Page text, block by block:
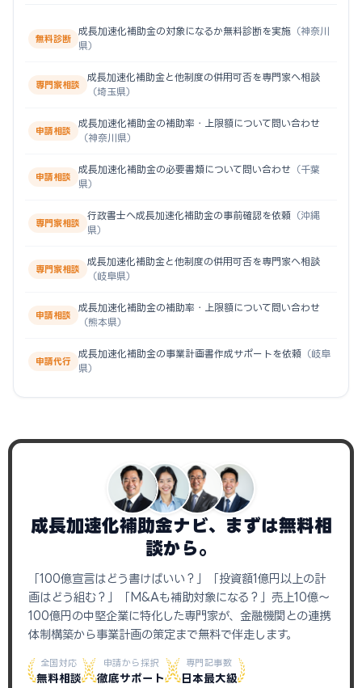
無料診断
成長加速化補助金の対象になるか無料診断を実施 （神奈川
県）
専門家相談
成長加速化補助金と他制度の併用可否を専門家へ相談
（埼玉県）
申請相談
成長加速化補助金の補助率・上限額について問い合わせ
（神奈川県）
申請相談
成長加速化補助金の必要書類について問い合わせ （千葉
県）
専門家相談
行政書士へ成長加速化補助金の事前確認を依頼 （沖縄
県）
専門家相談
成長加速化補助金と他制度の併用可否を専門家へ相談
（岐阜県）
申請相談
成長加速化補助金の補助率・上限額について問い合わせ
（熊本県）
申請代行
成長加速化補助金の事業計画書作成サポートを依頼 （岐阜
県）
成長加速化補助金ナビ、まずは無料相
談から。
「100億宣言はどう書けばいい？」「投資額1億円以上の計
画はどう組む？」「M&Aも補助対象になる？」売上10億〜
100億円の中堅企業に特化した専門家が、金融機関との連携
体制構築から事業計画の策定まで無料で伴走します。
全国対応
無料相談
申請から採択
徹底サポート
専門記事数
日本最大級